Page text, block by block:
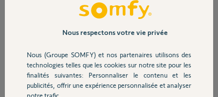
Sécurité
Domotique
3 boutons.
Ils fonctionnent très bien individuellement lorsque je lance une
commande depuis l'application.
Le problème se pose quand je lance la commande tout fermer/ouvrir
depuis l’application.
Nous respectons votre vie privée
Nous (Groupe SOMFY) et nos partenaires utilisons des
technologies telles que les cookies sur notre site pour les
finalités suivantes: Personnaliser le contenu et les
publicités, offrir une expérience personnalisée et analyser
notre trafic.